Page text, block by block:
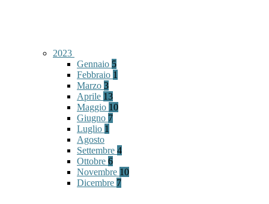
2023
Gennaio 5
Febbraio 1
Marzo 3
Aprile 13
Maggio 10
Giugno 7
Luglio 1
Agosto
Settembre 4
Ottobre 6
Novembre 10
Dicembre 7